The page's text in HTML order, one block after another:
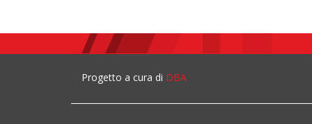
Progetto a cura di DBA